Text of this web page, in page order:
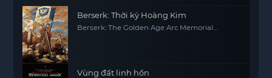
Berserk: Thời kỳ Hoàng Kim
Berserk: The Golden Age Arc Memorial
Vùng đất linh hồn